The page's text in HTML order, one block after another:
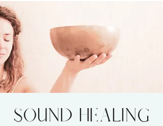
SOUND HEALING